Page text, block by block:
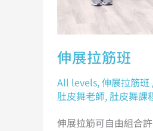
伸展拉筋班
All levels,伸展拉筋班
肚皮舞老師, 肚皮舞課
伸展拉筋可自由組合